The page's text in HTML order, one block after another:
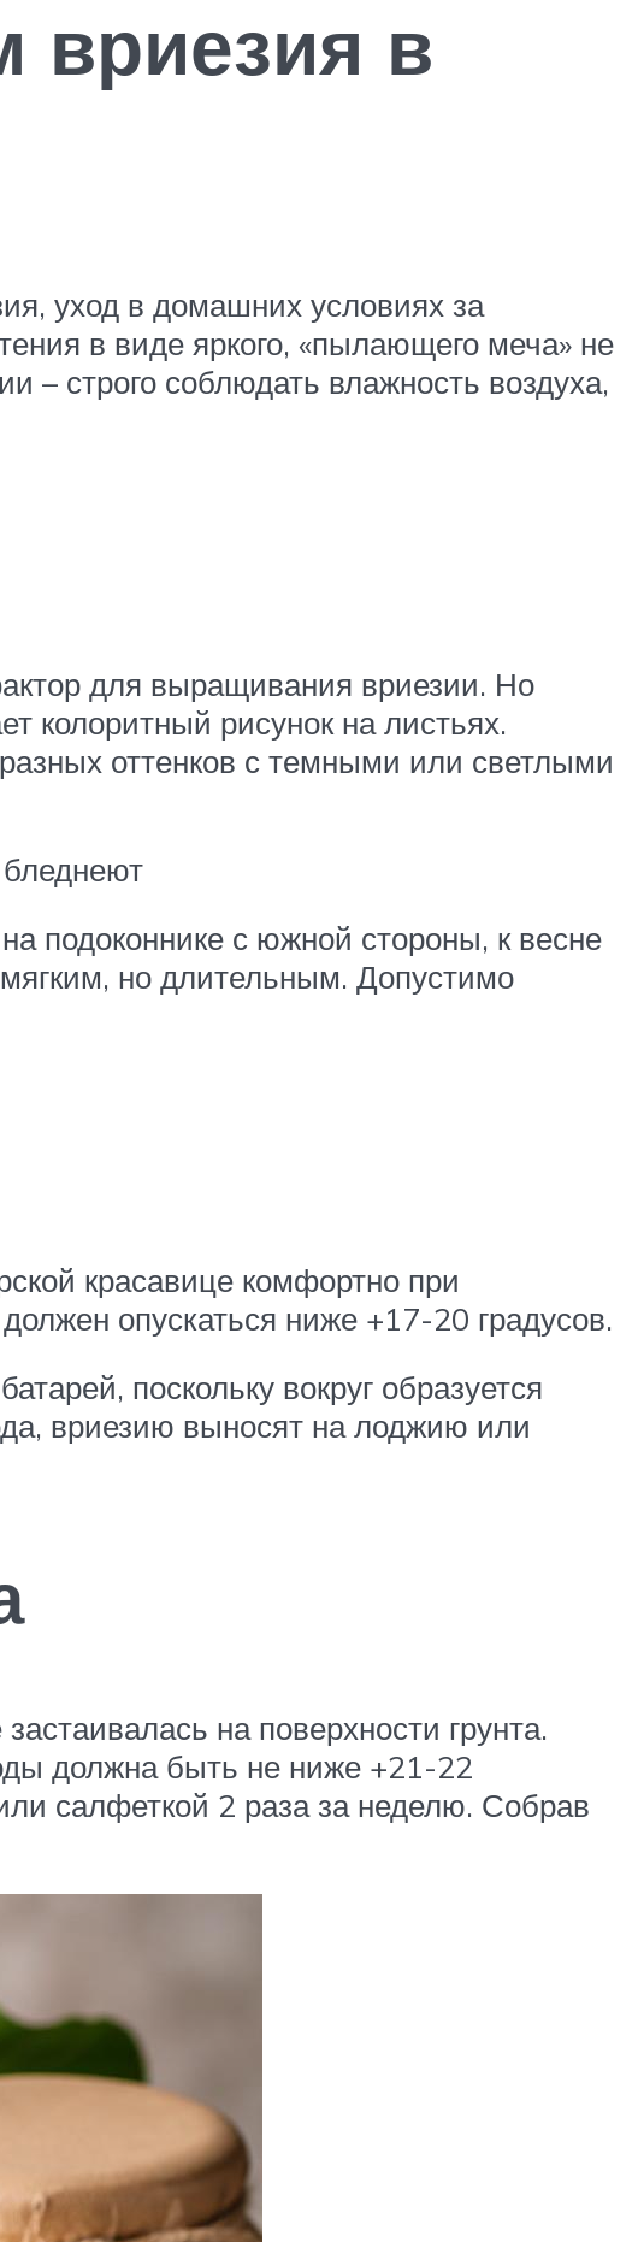
вриезия в
уход в домашних условиях за
в виде яркого, «пылающего меча» не
– строго соблюдать влажность воздуха,
для выращивания вриезии. Но
колоритный рисунок на листьях.
оттенков с темными или светлыми
подоконнике с южной стороны, к весне
но длительным. Допустимо
красавице комфортно при
опускаться ниже +17-20 градусов.
поскольку вокруг образуется
вриезию выносят на лоджию или
на поверхности грунта.
должна быть не ниже +21-22
салфеткой 2 раза за неделю. Собрав